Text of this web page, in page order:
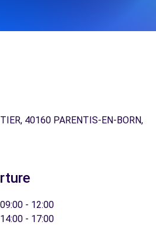
40160 PARENTIS-EN-BORN,
09:00 - 12:00
14:00 - 17:00